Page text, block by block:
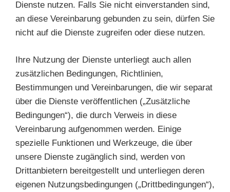
Dienste nutzen. Falls Sie nicht einverstanden sind,
an diese Vereinbarung gebunden zu sein, dürfen Sie
nicht auf die Dienste zugreifen oder diese nutzen.
Ihre Nutzung der Dienste unterliegt auch allen
zusätzlichen Bedingungen, Richtlinien,
Bestimmungen und Vereinbarungen, die wir separat
über die Dienste veröffentlichen („Zusätzliche
Bedingungen“), die durch Verweis in diese
Vereinbarung aufgenommen werden. Einige
spezielle Funktionen und Werkzeuge, die über
unsere Dienste zugänglich sind, werden von
Drittanbietern bereitgestellt und unterliegen deren
eigenen Nutzungsbedingungen („Drittbedingungen“),